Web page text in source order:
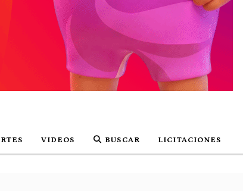
VIDEOS BUSCAR LICITACIONES